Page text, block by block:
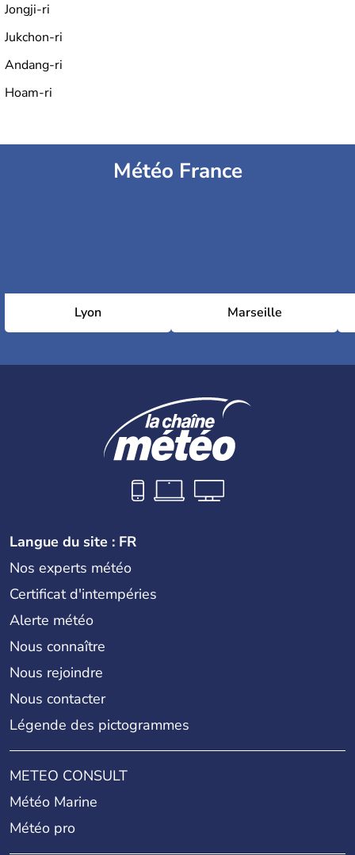
Jongji-ri
Jukchon-ri
Andang-ri
Hoam-ri
Météo France
Lyon Marseille
Langue du site : FR
Nos experts météo
Certificat d'intempéries
Alerte météo
Nous connaître
Nous rejoindre
Nous contacter
Légende des pictogrammes
METEO CONSULT
Météo Marine
Météo pro